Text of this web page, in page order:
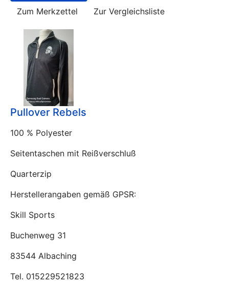
Zum Merkzettel
Zur Vergleichsliste
Pullover Rebels
100 % Polyester
Seitentaschen mit Reißverschluß
Quarterzip
Herstellerangaben gemäß GPSR:
Skill Sports
Buchenweg 31
83544 Albaching
Tel. 015229521823